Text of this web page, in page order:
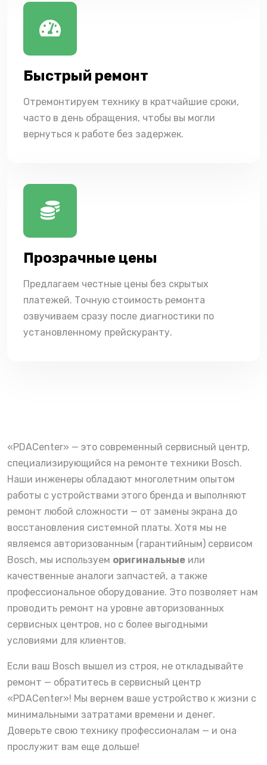
Быстрый ремонт
Отремонтируем технику в кратчайшие сроки,
часто в день обращения, чтобы вы могли
вернуться к работе без задержек.
Прозрачные цены
Предлагаем честные цены без скрытых
платежей. Точную стоимость ремонта
озвучиваем сразу после диагностики по
установленному прейскуранту.
«PDACenter» — это современный сервисный центр,
специализирующийся на ремонте техники Bosch.
Наши инженеры обладают многолетним опытом
работы с устройствами этого бренда и выполняют
ремонт любой сложности — от замены экрана до
восстановления системной платы. Хотя мы не
являемся авторизованным (гарантийным) сервисом
Bosch, мы используем оригинальные или
качественные аналоги запчастей, а также
профессиональное оборудование. Это позволяет нам
проводить ремонт на уровне авторизованных
сервисных центров, но с более выгодными
условиями для клиентов.
Если ваш Bosch вышел из строя, не откладывайте
ремонт — обратитесь в сервисный центр
«PDACenter»! Мы вернем ваше устройство к жизни с
минимальными затратами времени и денег.
Доверьте свою технику профессионалам — и она
прослужит вам еще дольше!